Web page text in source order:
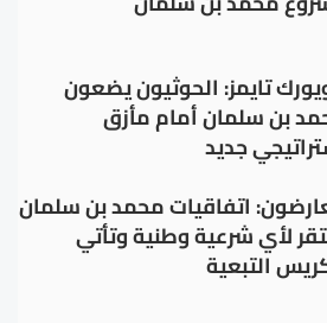
تايمز: الحوثيون يضعون
بن سلمان أمام مأزق
جديد
اتفاقيات محمد بن سلمان
لأي شرعية وطنية وتأتي
التبعية